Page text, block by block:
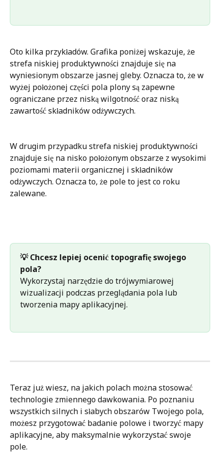
Oto kilka przykładów. Grafika poniżej wskazuje, że
strefa niskiej produktywności znajduje się na
wyniesionym obszarze jasnej gleby. Oznacza to, że w
wyżej położonej części pola plony są zapewne
ograniczane przez niską wilgotność oraz niską
zawartość składników odżywczych.
W drugim przypadku strefa niskiej produktywności
znajduje się na nisko położonym obszarze z wysokimi
poziomami materii organicznej i składników
odżywczych. Oznacza to, że pole to jest co roku
zalewane.
💡 Chcesz lepiej ocenić topografię swojego
pola?
Wykorzystaj narzędzie do trójwymiarowej
wizualizacji podczas przeglądania pola lub
tworzenia mapy aplikacyjnej.
Teraz już wiesz, na jakich polach można stosować
technologie zmiennego dawkowania. Po poznaniu
wszystkich silnych i słabych obszarów Twojego pola,
możesz przygotować badanie polowe i tworzyć mapy
aplikacyjne, aby maksymalnie wykorzystać swoje
pole.